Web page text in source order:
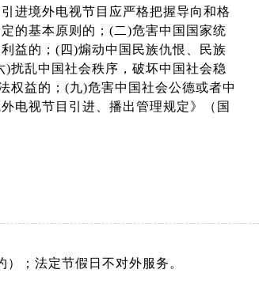
进境外电视节目应严格把握导向和格
的基本原则的；(二)危害中国国家统
益的；(四)煽动中国民族仇恨、民族
扰乱中国社会秩序，破坏中国社会稳
权益的；(九)危害中国社会公德或者中
电视节目引进、播出管理规定》（国
；法定节假日不对外服务。